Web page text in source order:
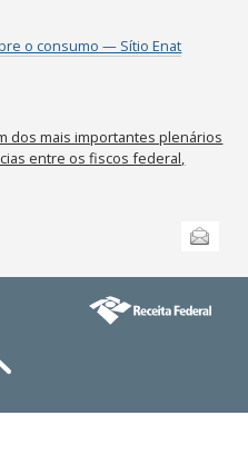
o consumo — Sítio Enat
dos mais importantes plenários
entre os fiscos federal,